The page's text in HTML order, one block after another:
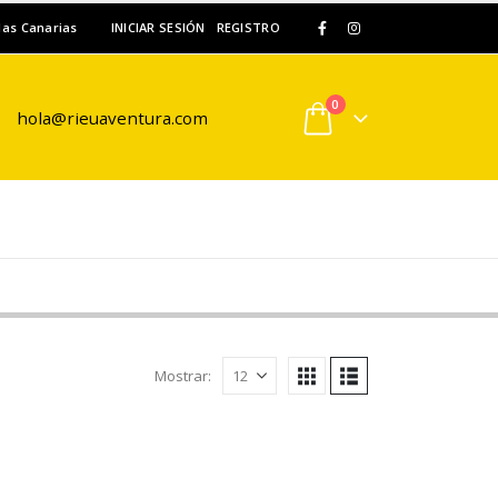
Canarias INICIAR SESIÓN REGISTRO
hola@rieuaventura.com
0
Mostrar: